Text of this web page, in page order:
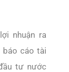
nhuận ra
cáo tài
tư nước